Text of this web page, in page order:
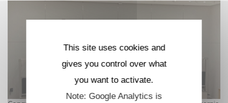
This site uses cookies and
gives you control over what
you want to activate.
Note: Google Analytics is